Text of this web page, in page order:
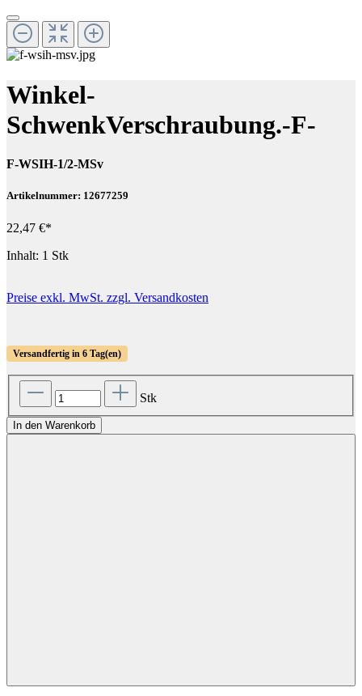
Winkel-
SchwenkVerschraubung.-F-
F-WSIH-1/2-MSv
Artikelnummer: 12677259
22,47 €*
Inhalt: 1 Stk
Preise exkl. MwSt. zzgl. Versandkosten
Versandfertig in 6 Tag(en)
Stk
In den Warenkorb